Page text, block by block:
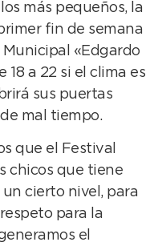
más pequeños, la
fin de semana
«Edgardo
18 a 22 si el clima es
sus puertas
mal tiempo.
que el Festival
chicos que tiene
cierto nivel, para
para la
el